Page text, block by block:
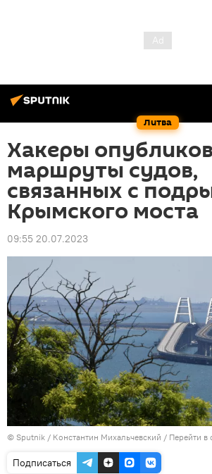
Литва
Хакеры
маршруты судов,
связанных с
Крымского моста
09:55 20.07.2023
© Sputnik / Константин Михальчевский / Перейти в
Подписаться